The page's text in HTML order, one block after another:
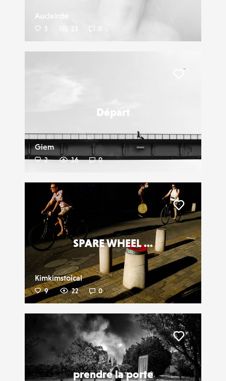
Auclairde
5 23
Départ
Giem
2 16 0
SPARE WHEEL ...
Kimkimstoical
9 22 0
Liker
prendre la porte